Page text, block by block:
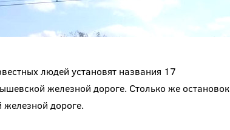
людей установят названия 17
железной дороге. Столько же остановок
дороге.